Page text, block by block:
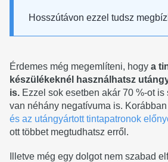
Hosszútávon ezzel tudsz
Érdemes még megemlíteni, hogya
készülékeknél használhatsz
is. Ezzel sok esetben akár 70 %-ot
van néhány negatívuma is. Korábban
és az utángyártott tintapatronok
ott többet megtudhatsz erről.
Illetve még egy dolgot nem szabad